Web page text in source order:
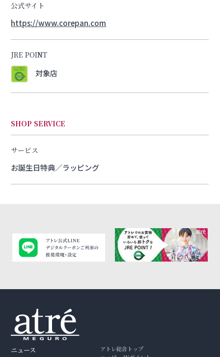
公式サイト
https://www.corepan.com
JRE POINT
対象店
SHOP SERVICE
サービス
お誕生日特典／ラッピング
ニュース
アトレ総合トップ